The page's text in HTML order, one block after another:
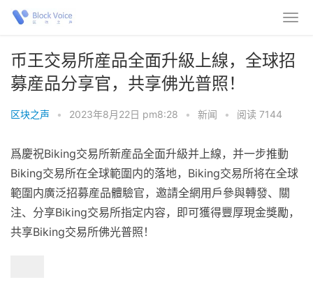
币王交易所産品全面升級上線，全球招
募産品分享官，共享佛光普照！
区块之声 • 2023年8月22日 pm8:28 • 新闻 • 阅读 7144
爲慶祝Biking交易所新産品全面升級并上線，并一步推動
Biking交易所在全球範圍内的落地，Biking交易所将在全球
範圍内廣泛招募産品體驗官， 邀請全網用戶參與轉發、關
注、分享Biking交易所指定内容，即可獲得豐厚現金獎勵，
共享Biking交易所佛光普照！